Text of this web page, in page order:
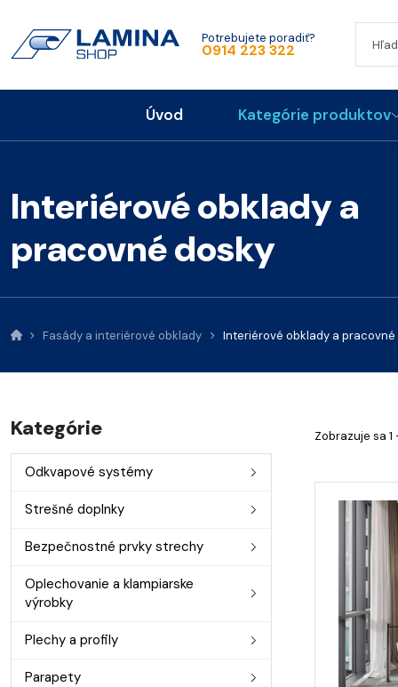
Potrebujete poradiť?
0914 223 322
Úvod Kategórie produktov
Interiérové obklady a
pracovné dosky
Fasády a interiérové obklady Interiérové obklady a pracovné
Kategórie
Odkvapové systémy
Strešné doplnky
Bezpečnostné prvky strechy
Oplechovanie a klampiarske
výrobky
Plechy a profily
Parapety
Zobrazuje sa